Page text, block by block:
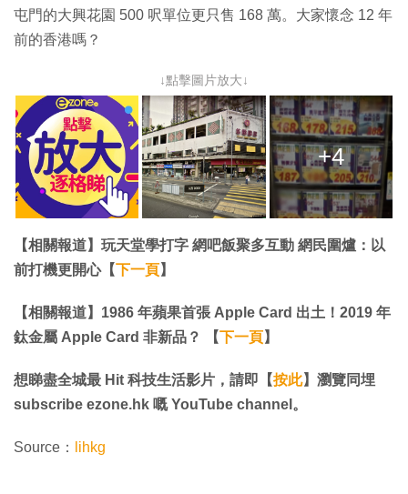
屯門的大興花園 500 呎單位更只售 168 萬。大家懷念 12 年
前的香港嗎？
↓點擊圖片放大↓
+4
【相關報道】玩天堂學打字 網吧飯聚多互動 網民圍爐：以
前打機更開心【下一頁】
【相關報道】1986 年蘋果首張 Apple Card 出土！2019 年
鈦金屬 Apple Card 非新品？ 【下一頁】
想睇盡全城最 Hit 科技生活影片，請即【按此】瀏覽同埋
subscribe ezone.hk 嘅 YouTube channel。
Source： lihkg